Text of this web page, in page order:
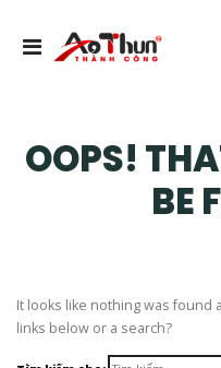
OOPS!
BE
It looks like nothing was found
links below or a search?